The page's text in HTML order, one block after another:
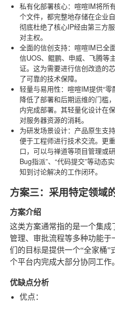
私有化部署核心：喧喧IM将所
个文件，都完整地存储在企业
彻底杜绝了核心IP经由第三方
对主权。
全面的信创支持：喧喧IM已全
信UOS、鲲鹏、申威、飞腾等
证。这为需要进行信创改造的
了可靠的技术保障。
轻量与易用性：喧喧IM提供“
降低了部署和后期运维的门槛
内完成部署。其轻量化设计在
对服务器资源的消耗。
为研发场景设计：产品原生支
便于工程师进行技术交流。更
口，可以与禅道等项目管理或
Bug指派”、“代码提交”等动态
知到讨论解决的工作闭环。
方案三：采用特定领域
方案介绍
这类方案通常指的是一个集成
管理、审批流程等多种功能于
们的目标是提供一个“全家桶”
个平台内完成大部分协同工作。
优缺点分析
优点 ：